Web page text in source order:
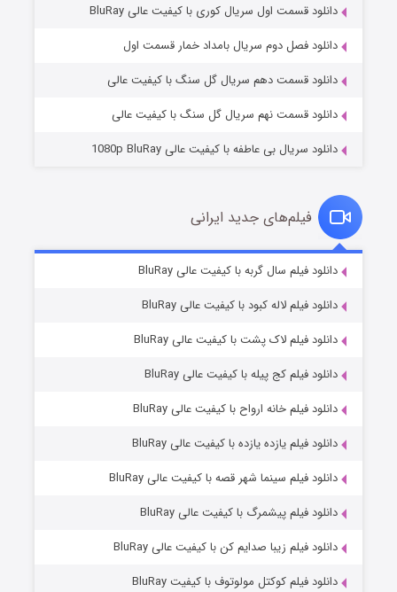
مردگان متحرک: شهر مرده ۳
قسمت۲ (زیرنویس) منتشر شد
قسمت۷ (زیرنویس) منتشر شد
دانلود قسمت اول سریال کوری با کیفیت عالی BluRay
دانلود فصل دوم سریال بامداد خمار قسمت اول
دانلود قسمت دهم سریال گل سنگ با کیفیت عالی
دانلود قسمت نهم سریال گل سنگ با کیفیت عالی
دانلود سریال بی عاطفه با کیفیت عالی 1080p BluRay
فیلم‌های جدید ایرانی
دانلود فیلم سال گربه با کیفیت عالی BluRay
دانلود فیلم لاله کبود با کیفیت عالی BluRay
دانلود فیلم لاک پشت با کیفیت عالی BluRay
دانلود فیلم کج‌ پیله با کیفیت عالی BluRay
دانلود فیلم خانه ارواح با کیفیت عالی BluRay
دانلود فیلم یازده یازده با کیفیت عالی BluRay
دانلود فیلم سینما شهر قصه با کیفیت عالی BluRay
دانلود فیلم پیشمرگ با کیفیت عالی BluRay
دانلود فیلم زیبا صدایم کن با کیفیت عالی BluRay
دانلود فیلم کوکتل مولوتوف با کیفیت BluRay